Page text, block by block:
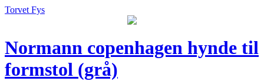
Torvet Fys
Normann copenhagen hynde til
formstol (grå)